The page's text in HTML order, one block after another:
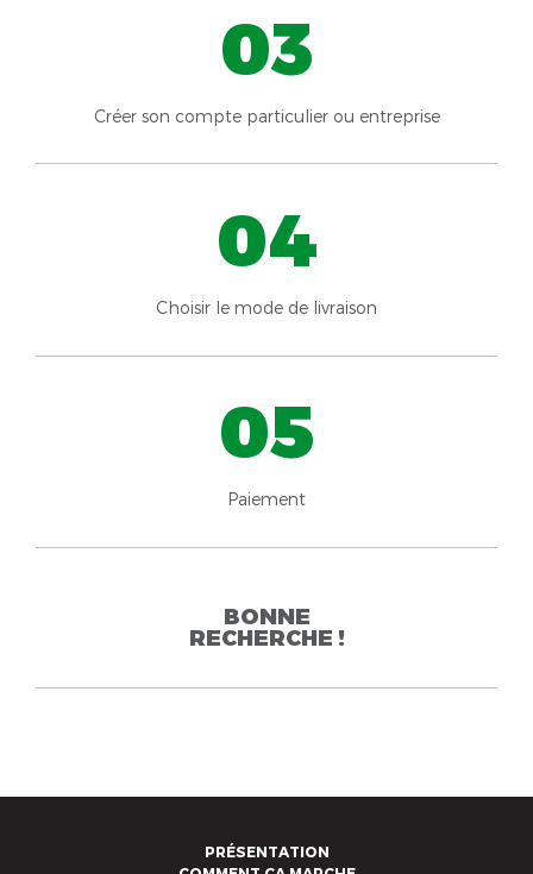
03
Créer son compte particulier ou entreprise
04
Choisir le mode de livraison
05
Paiement
BONNE
RECHERCHE !
PRÉSENTATION